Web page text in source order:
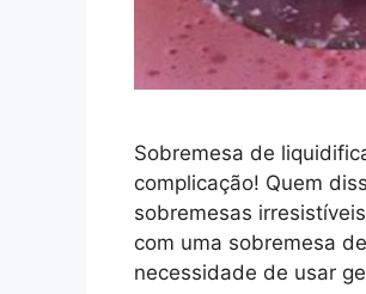
Sobremesa de
complicação! Quem
sobremesas
com uma sobremesa
necessidade de usar